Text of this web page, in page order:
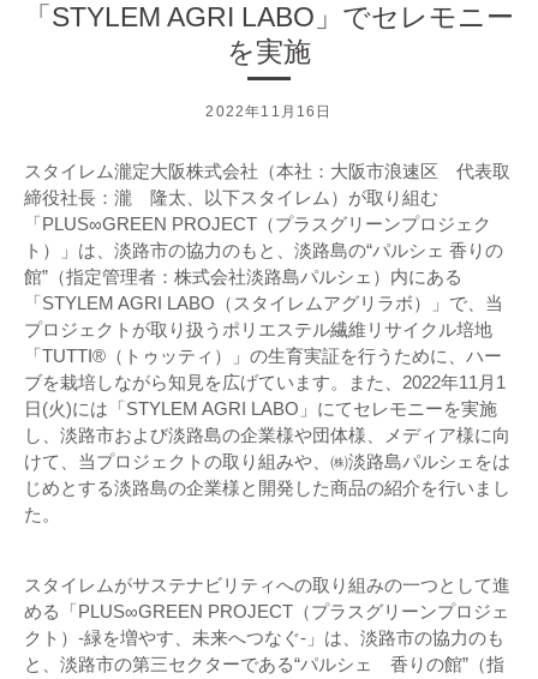
「STYLEM AGRI LABO」でセレモニー
を実施
2022年11月16日
スタイレム瀧定大阪株式会社（本社：大阪市浪速区 代表取
締役社長：瀧 隆太、以下スタイレム）が取り組む
「PLUS∞GREEN PROJECT（プラスグリーンプロジェク
ト）」は、淡路市の協力のもと、淡路島の“パルシェ 香りの
館”（指定管理者：株式会社淡路島パルシェ）内にある
「STYLEM AGRI LABO（スタイレムアグリラボ）」で、当
プロジェクトが取り扱うポリエステル繊維リサイクル培地
「TUTTI®（トゥッティ）」の生育実証を行うために、ハー
ブを栽培しながら知見を広げています。また、2022年11月1
日(火)には「STYLEM AGRI LABO」にてセレモニーを実施
し、淡路市および淡路島の企業様や団体様、メディア様に向
けて、当プロジェクトの取り組みや、㈱淡路島パルシェをは
じめとする淡路島の企業様と開発した商品の紹介を行いまし
た。
スタイレムがサステナビリティへの取り組みの一つとして進
める「PLUS∞GREEN PROJECT（プラスグリーンプロジェ
クト）-緑を増やす、未来へつなぐ-」は、淡路市の協力のも
と、淡路市の第三セクターである“パルシェ 香りの館”（指